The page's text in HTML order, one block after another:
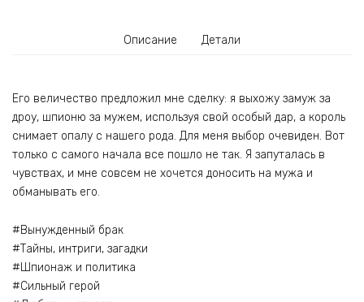
Описание Детали
Его величество предложил мне сделку: я выхожу замуж за
дроу, шпионю за мужем, используя свой особый дар, а король
снимает опалу с нашего рода. Для меня выбор очевиден. Вот
только с самого начала все пошло не так. Я запуталась в
чувствах, и мне совсем не хочется доносить на мужа и
обманывать его.
#Вынужденный брак
#Тайны, интриги, загадки
#Шпионаж и политика
#Сильный герой